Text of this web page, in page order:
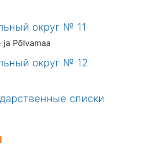
округ № 11
ja Põlvamaa
округ № 12
списки